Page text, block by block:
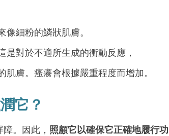
細粉的鱗狀肌膚。
是對於不適所生成的衝動反應，
膚。瘙癢會根據嚴重程度而增加。
它？
。因此， 照顧它以確保它正確地履行功